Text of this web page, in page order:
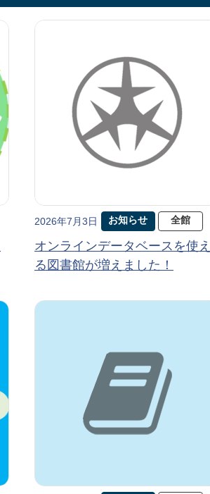
2026年7月3日 お知らせ 全館
オンラインデータベースを使え
る図書館が増えました！